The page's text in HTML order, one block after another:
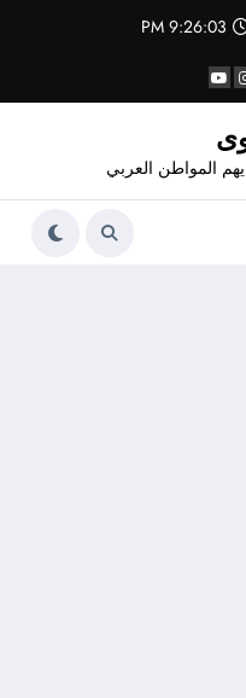
9:26:03 PM
المواطن العربي